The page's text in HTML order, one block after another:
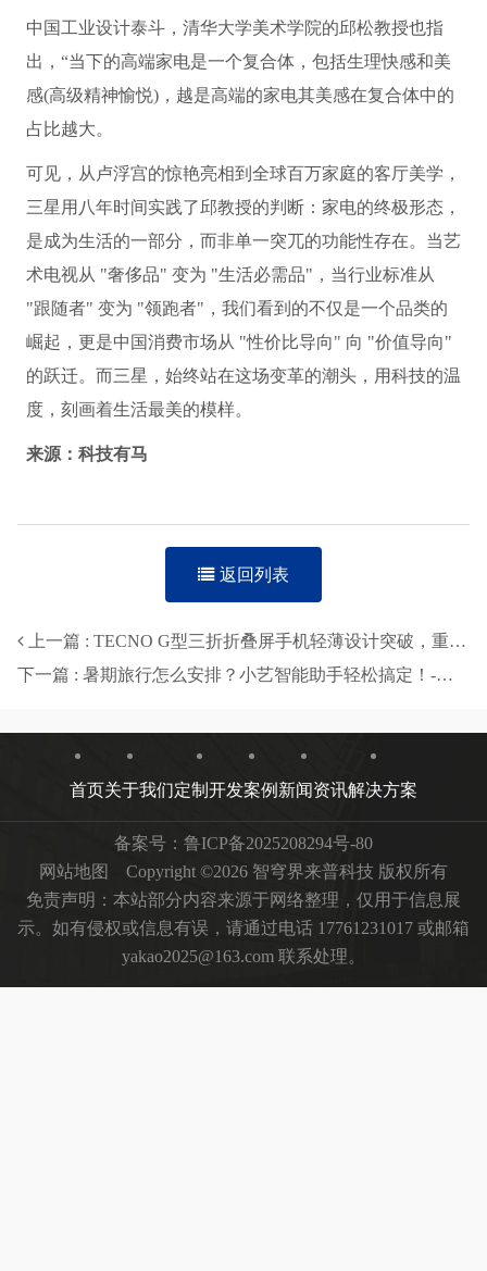
中国工业设计泰斗，清华大学美术学院的邱松教授也指
出，“当下的高端家电是一个复合体，包括生理快感和美
感(高级精神愉悦)，越是高端的家电其美感在复合体中的
占比越大。
可见，从卢浮宫的惊艳亮相到全球百万家庭的客厅美学，
三星用八年时间实践了邱教授的判断：家电的终极形态，
是成为生活的一部分，而非单一突兀的功能性存在。当艺
术电视从 "奢侈品" 变为 "生活必需品"，当行业标准从
"跟随者" 变为 "领跑者"，我们看到的不仅是一个品类的
崛起，更是中国消费市场从 "性价比导向" 向 "价值导向"
的跃迁。而三星，始终站在这场变革的潮头，用科技的温
度，刻画着生活最美的模样。
来源：科技有马
返回列表
上一篇 : TECNO G型三折折叠屏手机轻薄设计突破，重新定义移动设备新体验-智穹界来普科技
下一篇 : 暑期旅行怎么安排？小艺智能助手轻松搞定！-智穹界来普科技
首页关于我们定制开发案例 新闻资讯解决方案
备案号： 鲁ICP备2025208294号-80
网站地图
Copyright ©2026 智穹界来普科技 版权所有
免责声明：本站部分内容来源于网络整理，仅用于信息展
示。如有侵权或信息有误，请通过电话 17761231017 或邮箱
yakao2025@163.com 联系处理。